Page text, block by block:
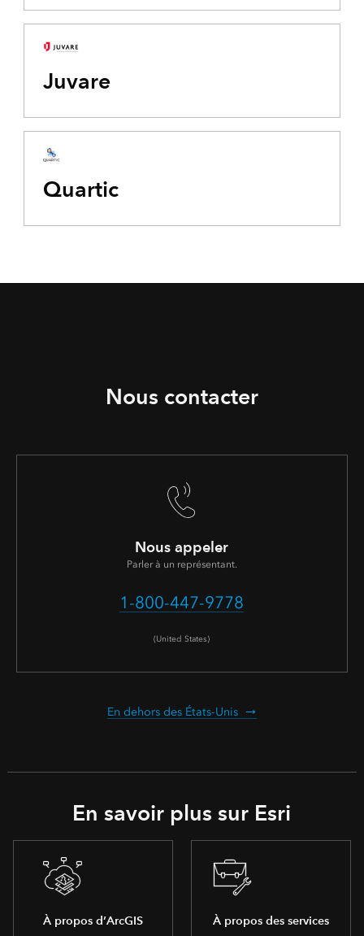
Juvare
Quartic
Nous contacter
Nous appeler
Parler à un représentant.
1-800-447-9778
(United States)
En dehors des États-Unis
En savoir plus sur Esri
À propos d’ArcGIS À propos des services